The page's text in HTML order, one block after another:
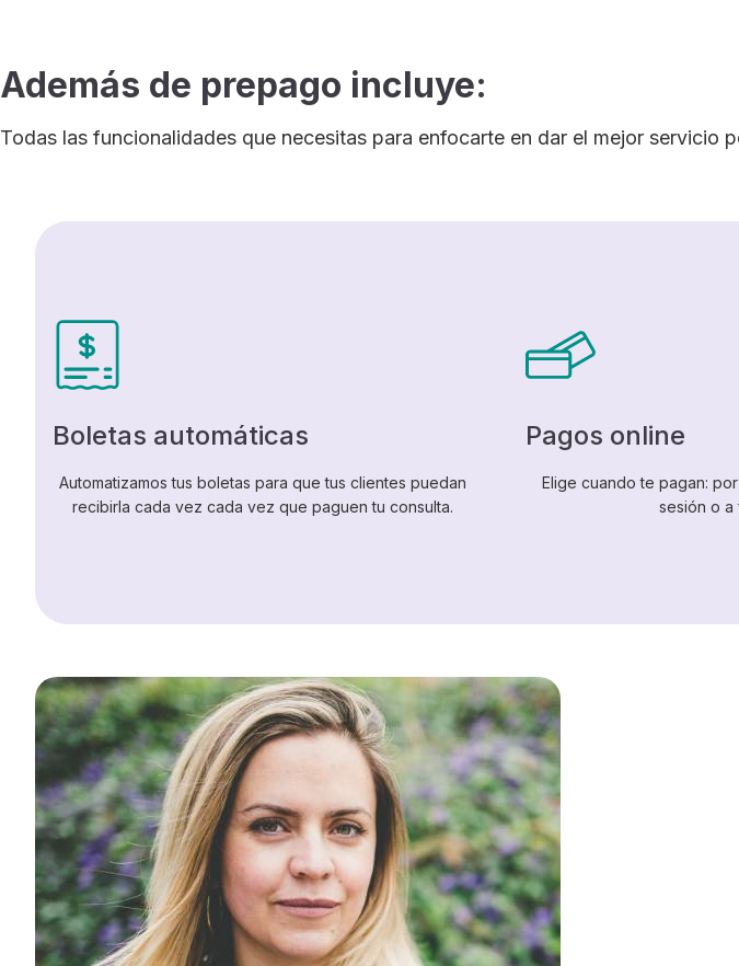
Además de prepago incluye:
Todas las funcionalidades que necesitas para enfocarte en dar el mejor servicio
Boletas automáticas
Automatizamos tus boletas para que tus clientes puedan
recibirla cada vez cada vez que paguen tu consulta.
Pagos online
Elige cuando te pagan:
sesión o a